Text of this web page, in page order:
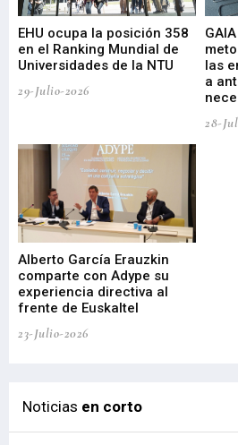
EHU ocupa la posición 358
en el Ranking Mundial de
Universidades de la NTU
29-Julio-2026
las
a
28-
Alberto García Erauzkin
comparte con Adype su
experiencia directiva al
frente de Euskaltel
23-Julio-2026
Noticias en corto